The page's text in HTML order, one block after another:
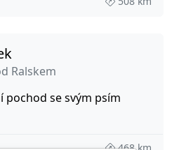
Ralskem
se svým psím